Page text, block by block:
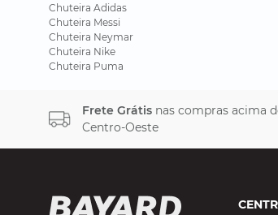
Chuteira Adidas
Chuteira Messi
Chuteira Neymar
Chuteira Nike
Chuteira Puma
Frete Grátis nas compras acima
Centro-Oeste